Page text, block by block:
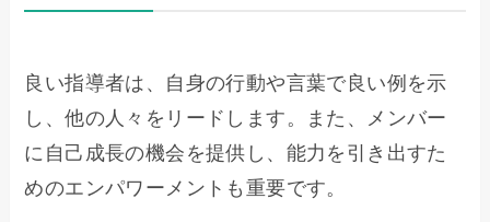
良い指導者は、自身の行動や言葉で良い例を示
し、他の人々をリードします。また、メンバー
に自己成長の機会を提供し、能力を引き出すた
めのエンパワーメントも重要です。